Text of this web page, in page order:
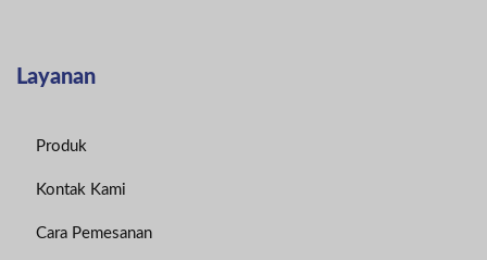
Layanan
Produk
Kontak Kami
Cara Pemesanan